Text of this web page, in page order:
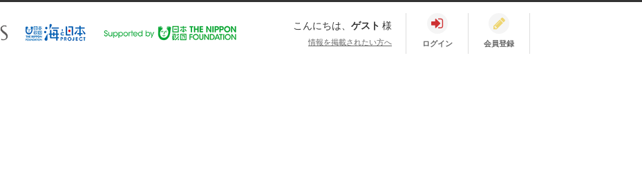
こんにちは、 ゲスト 様
情報を掲載されたい方へ ログイン 会員登録